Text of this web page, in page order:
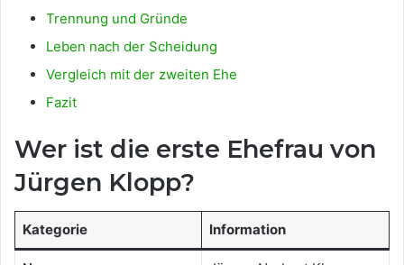
Trennung und Gründe
Leben nach der Scheidung
Vergleich mit der zweiten Ehe
Fazit
Wer ist die erste Ehefrau von
Jürgen Klopp?
Kategorie Information